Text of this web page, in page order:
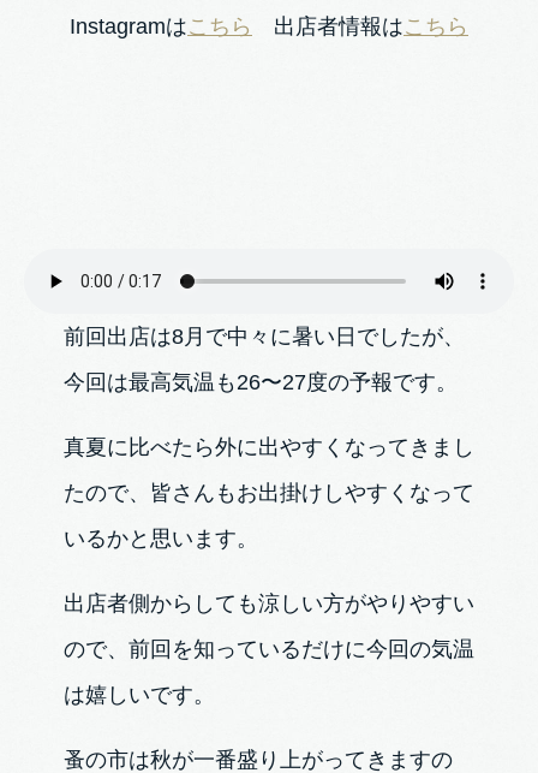
Instagramはこちら 出店者情報はこちら
前回出店は8月で中々に暑い日でしたが、
今回は最高気温も26〜27度の予報です。
真夏に比べたら外に出やすくなってきまし
たので、皆さんもお出掛けしやすくなって
いるかと思います。
出店者側からしても涼しい方がやりやすい
ので、前回を知っているだけに今回の気温
は嬉しいです。
蚤の市は秋が一番盛り上がってきますの